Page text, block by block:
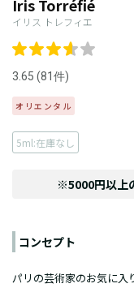
Iris Torréfié
イリス トレフィエ
3.65 (81件)
オリエンタル
5ml:在庫なし
※5000円以上
コンセプト
パリの芸術家のお気に入